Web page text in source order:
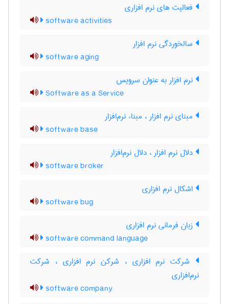
فعالیت های نرم افزاری
software activities
سالخوردگی نرم افزار
software aging
نرم افزار به عنوان سرویس
Software as a Service
مبنای نرم افزار ، مبناء نرم‌افزار
software base
دلال نرم افزار ، دلال نرم‌افزار
software broker
اشکال نرم افزاری
software bug
زبان فرمانی نرم افزاری
software command language
شرکت نرم افزاری ، شرکن نرم افزاری ، شرکت
نرم‌افزاری
software company